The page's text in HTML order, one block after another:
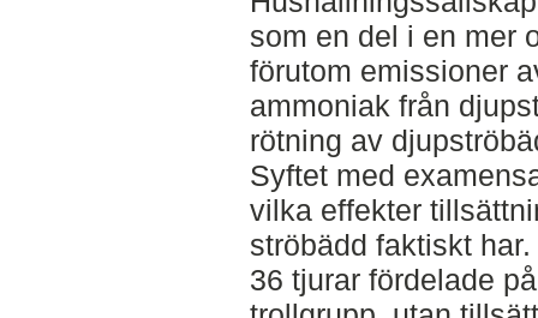
som en del i en mer
förutom emissioner
ammoniak från
rötning av
Syftet med
vilka effekter
ströbädd faktiskt
36 tjurar fördelade